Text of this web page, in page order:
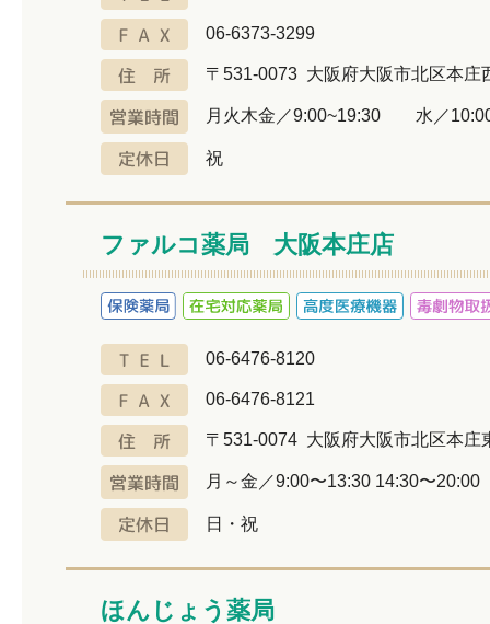
06-6373-3299
〒531-0073 大阪府大阪市北区本庄
月火木金／9:00~19:30 水／
祝
ファルコ薬局 大阪本庄店
06-6476-8120
06-6476-8121
〒531-0074 大阪府大阪市北区本
月～金／9:00〜13:30 14:30〜
日・祝
ほんじょう薬局